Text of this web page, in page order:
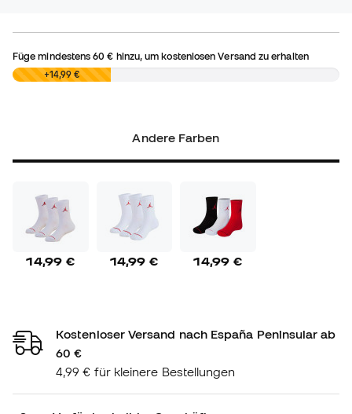
Füge mindestens60 € hinzu, um kostenlosen Versand zu erhalten
0,00 € +14,99 €
Andere Farben
14,99 € 14,99 € 14,99 €
Kostenloser Versand nach España Peninsular ab
60 €
4,99 € für kleinere Bestellungen